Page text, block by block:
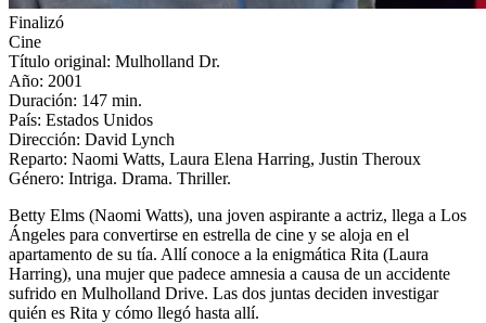
Finalizó
Cine
Título original: Mulholland Dr.
Año: 2001
Duración: 147 min.
País: Estados Unidos
Dirección: David Lynch
Reparto: Naomi Watts, Laura Elena Harring, Justin Theroux
Género: Intriga. Drama. Thriller.
Betty Elms (Naomi Watts), una joven aspirante a actriz, llega a Los
Ángeles para convertirse en estrella de cine y se aloja en el
apartamento de su tía. Allí conoce a la enigmática Rita (Laura
Harring), una mujer que padece amnesia a causa de un accidente
sufrido en Mulholland Drive. Las dos juntas deciden investigar
quién es Rita y cómo llegó hasta allí.